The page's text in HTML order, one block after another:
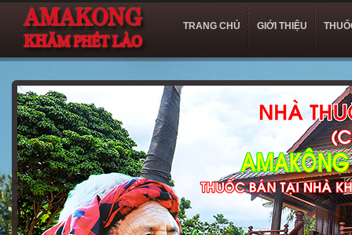
TRANG CHỦ GIỚI THIỆU